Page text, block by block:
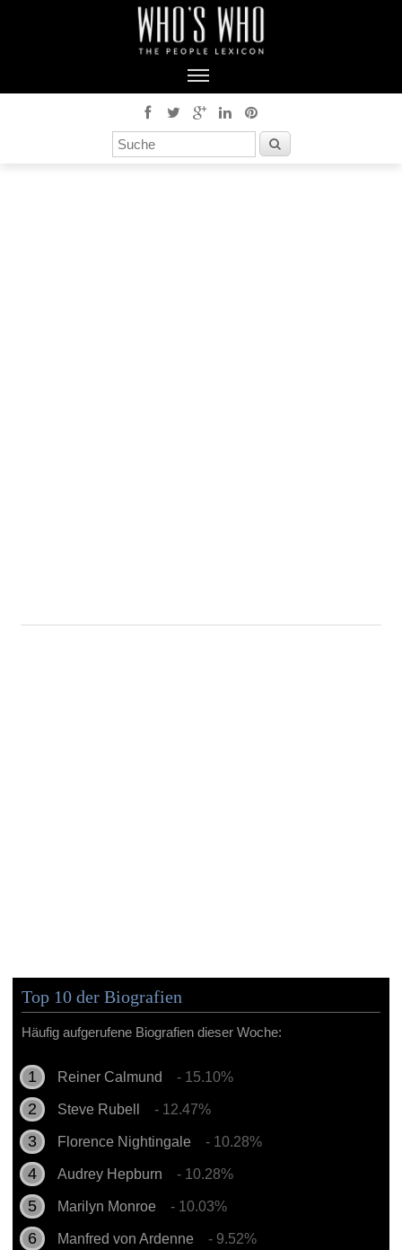
Top 10 der Biografien
Häufig aufgerufene Biografien dieser Woche:
Reiner Calmund - 15.10%
Steve Rubell - 12.47%
Florence Nightingale - 10.28%
Audrey Hepburn - 10.28%
Marilyn Monroe - 10.03%
Manfred von Ardenne - 9.52%